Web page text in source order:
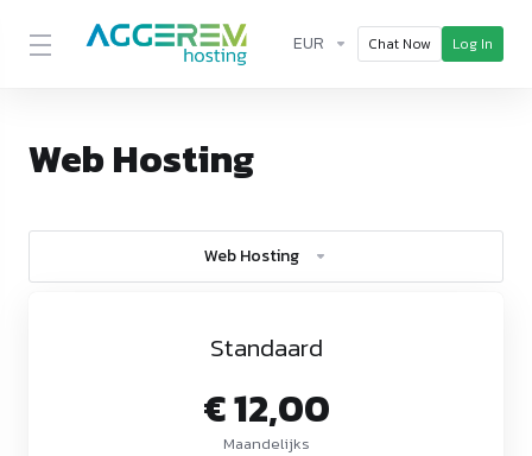
EUR Chat Now Log In
Web Hosting
Web Hosting
Standaard
€ 12,00
Maandelijks